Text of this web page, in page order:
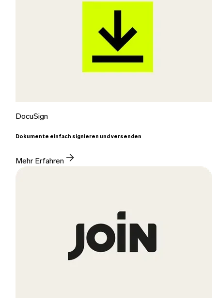
DocuSign
Dokumente einfach signieren und versenden
Mehr Erfahren